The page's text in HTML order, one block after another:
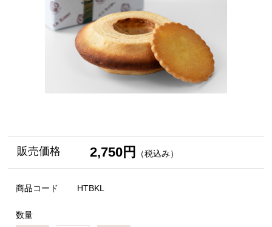
販売価格 2,750円 （税込み）
商品コード HTBKL
数量